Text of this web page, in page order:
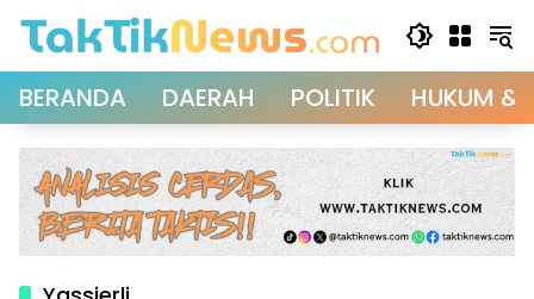
BERANDA DAERAH POLITIK HUKUM &